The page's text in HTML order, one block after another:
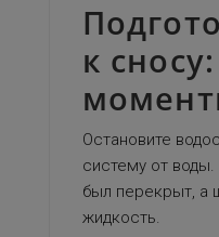
к
Остановите
систему от
был перекрыт, а
жидкость.